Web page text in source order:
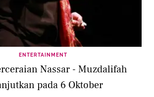
ENTERTAINMENT
Nassar - Muzdalifah
pada 6 Oktober